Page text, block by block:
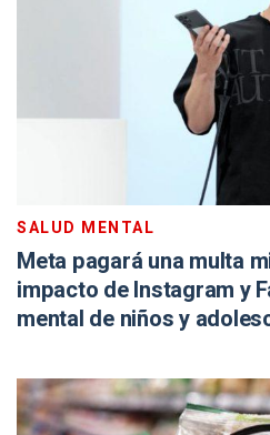
SALUD MENTAL
Meta pagará una multa
impacto de Instagram y
mental de niños y